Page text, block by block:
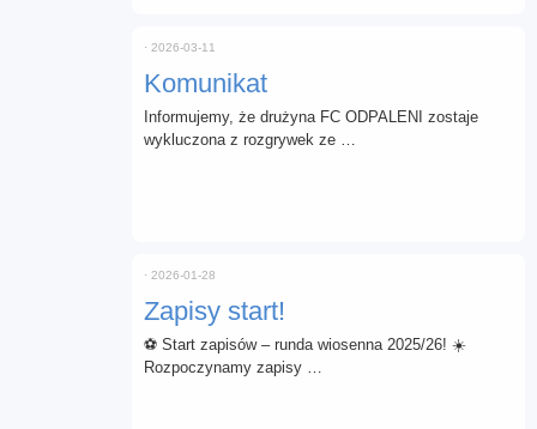
Komunikat
⋅ 2026-03-11
Informujemy, że drużyna FC ODPALENI zostaje
wykluczona z rozgrywek ze …
Zapisy start!
⋅ 2026-01-28
⚽ Start zapisów – runda wiosenna 2025/26! ☀️
Rozpoczynamy zapisy …